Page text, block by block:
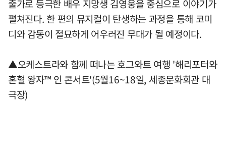
출가로 등극한 배우 지망생 김영웅을 중심으로 이야기가
펼쳐진다. 한 편의 뮤지컬이 탄생하는 과정을 통해 코미
디와 감동이 절묘하게 어우러진 무대가 될 예정이다.
▲오케스트라와 함께 떠나는 호그와트 여행 '해리포터와
혼혈 왕자™ 인 콘서트'(5월16~18일, 세종문화회관 대
극장)